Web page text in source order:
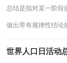
总结是指对某一阶段
做出带有规律性结论
世界人口日活动